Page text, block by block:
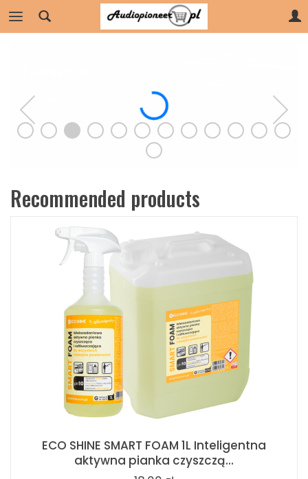
Recommended products
GRUNDIG HS 5030 Prostownica do
79.00 zł
99.00 zł